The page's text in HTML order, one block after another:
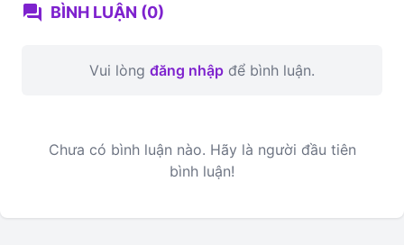
forum BÌNH LUẬN (0)
Vui lòng đăng nhập để bình luận.
Chưa có bình luận nào. Hãy là người đầu tiên
bình luận!